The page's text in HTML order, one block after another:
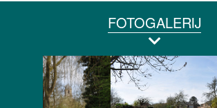
FOTOGALERIJ